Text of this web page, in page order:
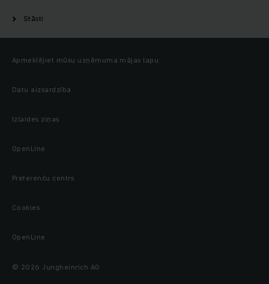
Stāsti
Apmeklējiet mūsu uzņēmuma mājas lapu
Datu aizsardzība
Izlaides ziņas
OpenLine
Preferenču centrs
Cookies
OpenLine
© 2026 Jungheinrich AG